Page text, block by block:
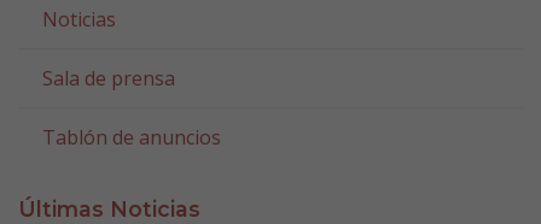
Noticias
Sala de prensa
Tablón de anuncios
Últimas Noticias